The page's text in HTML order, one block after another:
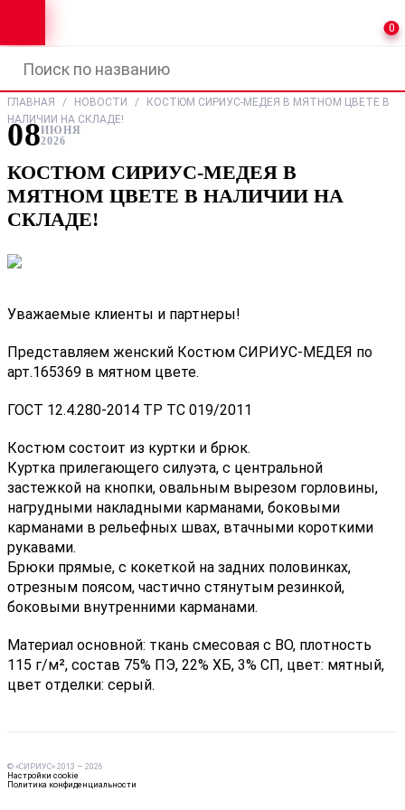
0
ГЛАВНАЯ / НОВОСТИ /
КОСТЮМ СИРИУС-МЕДЕЯ В МЯТНОМ ЦВЕТЕ В
НАЛИЧИИ НА СКЛАДЕ!
08ИЮНЯ
2026
КОСТЮМ СИРИУС-МЕДЕЯ В
МЯТНОМ ЦВЕТЕ В НАЛИЧИИ НА
СКЛАДЕ!
Уважаемые клиенты и партнеры!
Представляем женский Костюм СИРИУС-МЕДЕЯ по
арт.165369 в мятном цвете.
ГОСТ 12.4.280-2014 ТР ТС 019/2011
Костюм состоит из куртки и брюк.
Куртка прилегающего силуэта, с центральной
застежкой на кнопки, овальным вырезом горловины,
нагрудными накладными карманами, боковыми
карманами в рельефных швах, втачными короткими
рукавами.
Брюки прямые, с кокеткой на задних половинках,
отрезным поясом, частично стянутым резинкой,
боковыми внутренними карманами.
Материал основной: ткань смесовая с ВО, плотность
115 г/м², состав 75% ПЭ, 22% ХБ, 3% СП, цвет: мятный,
цвет отделки: серый.
© «СИРИУС» 2013 — 2026
Настройки cookie
Политика конфиденциальности